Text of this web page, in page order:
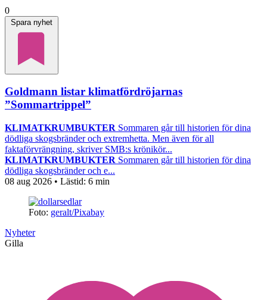
0
Spara nyhet
Goldmann listar klimatfördröjarnas
”Sommartrippel”
KLIMATKRUMBUKTER Sommaren går till historien för dina
dödliga skogsbränder och extremhetta. Men även för all
faktaförvrängning, skriver SMB:s krönikör...
KLIMATKRUMBUKTER Sommaren går till historien för dina
dödliga skogsbränder och e...
08 aug 2026 • Lästid: 6 min
Foto: geralt/Pixabay
Nyheter
Gilla